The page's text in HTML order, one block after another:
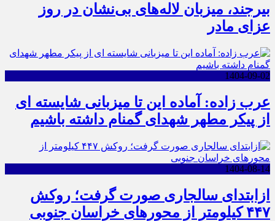
بیرجند، میزبان لاله‌های بی‌نشان در روز
عزای مادر
1404-09-02
عرب زاده: آماده این تا میزبانی شایسته ای
از پیکر مطهر شهدای گمنام داشته باشیم
1404-08-14
ازابتدای سالجاری صورت گرفت؛ روکش
۴۴۷ کیلومتر از محورهای خراسان جنوبی